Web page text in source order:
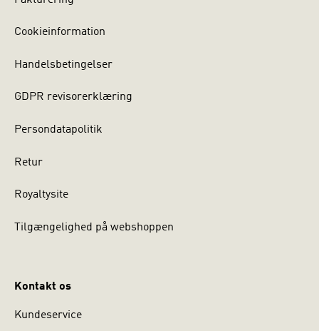
Cookieinformation
Handelsbetingelser
GDPR revisorerklæring
Persondatapolitik
Retur
Royaltysite
Tilgængelighed på webshoppen
Kontakt os
Kundeservice